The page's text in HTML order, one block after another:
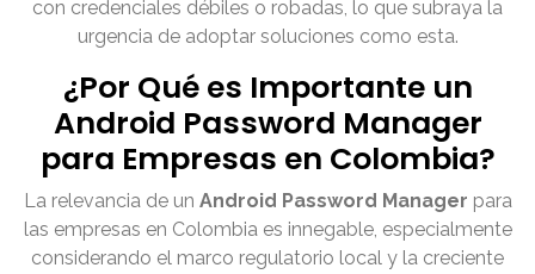
con credenciales débiles o robadas, lo que subraya la
urgencia de adoptar soluciones como esta.
¿Por Qué es Importante un
Android Password Manager
para Empresas en Colombia?
La relevancia de un Android Password Manager para
las empresas en Colombia es innegable, especialmente
considerando el marco regulatorio local y la creciente